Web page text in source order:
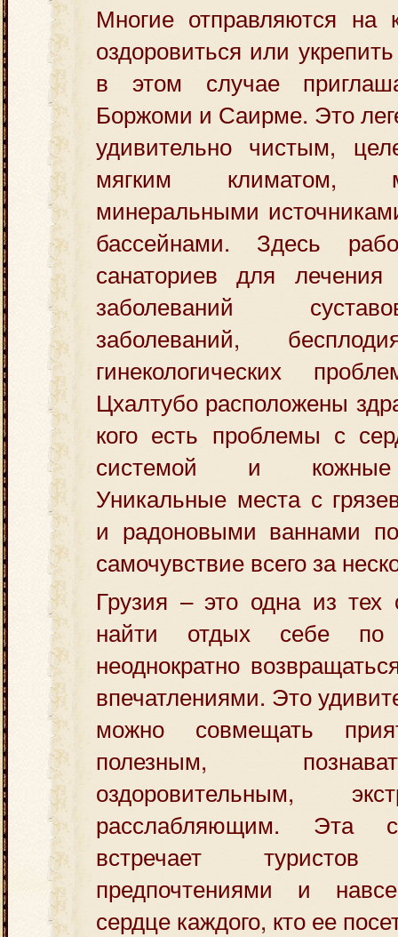
Многие отправляются на
оздоровиться или
в этом случае
Боржоми и Саирме. Это
удивительно чистым,
мягким климатом,
минеральными
бассейнами. Здесь
санаториев для
заболеваний
заболеваний,
гинекологических
Цхалтубо расположены
кого есть проблемы с
системой и кожные
Уникальные места с
и радоновыми ваннами
самочувствие всего за
Грузия – это одна из тех
найти отдых себе
неоднократно
впечатлениями. Это
можно совмещать
полезным,
оздоровительным,
расслабляющим. Эта
встречает
предпочтениями и
сердце каждого, кто ее